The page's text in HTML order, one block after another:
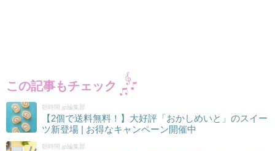
この記事もチェック
朝時間.jp編集部
【2個で送料無料！】大好評「おかしめいと」のスイー
ツ新登場 | お得なキャンペーン開催中
朝時間.jp編集部